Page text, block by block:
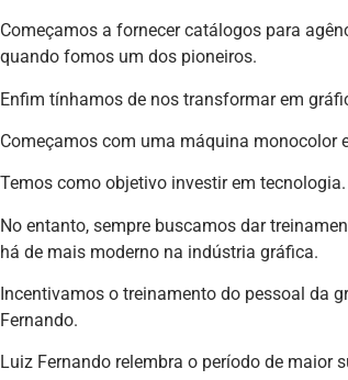
Começamos a fornecer catálogos para
quando fomos um dos pioneiros.
Enfim tínhamos de nos transformar em
Começamos com uma máquina monocolor
Temos como objetivo investir em tecnologia.
No entanto, sempre buscamos dar
há de mais moderno na indústria gráfica.
Incentivamos o treinamento do pessoal da
Fernando.
Luiz Fernando relembra o período de maior